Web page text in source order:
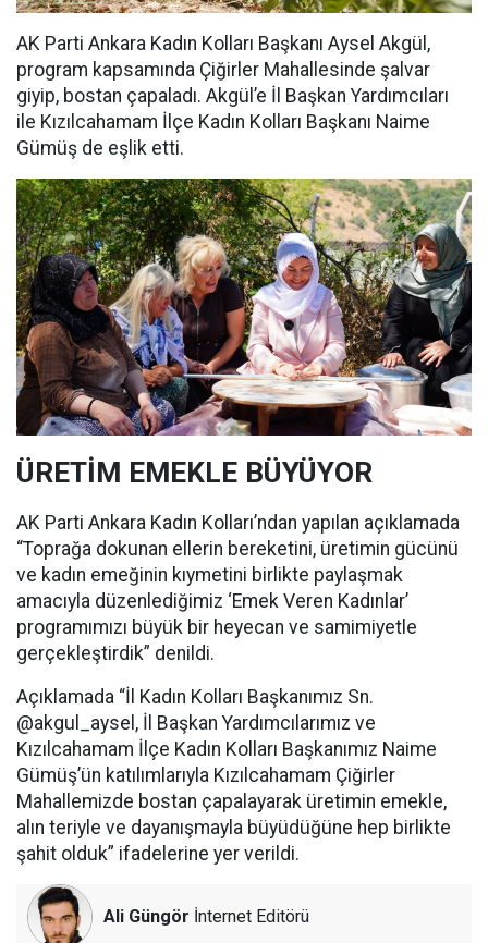
AK Parti Ankara Kadın Kolları Başkanı Aysel Akgül,
program kapsamında Çiğirler Mahallesinde şalvar
giyip, bostan çapaladı. Akgül’e İl Başkan Yardımcıları
ile Kızılcahamam İlçe Kadın Kolları Başkanı Naime
Gümüş de eşlik etti.
ÜRETİM EMEKLE BÜYÜYOR
AK Parti Ankara Kadın Kolları’ndan yapılan açıklamada
“Toprağa dokunan ellerin bereketini, üretimin gücünü
ve kadın emeğinin kıymetini birlikte paylaşmak
amacıyla düzenlediğimiz ‘Emek Veren Kadınlar’
programımızı büyük bir heyecan ve samimiyetle
gerçekleştirdik” denildi.
Açıklamada “İl Kadın Kolları Başkanımız Sn.
@akgul_aysel, İl Başkan Yardımcılarımız ve
Kızılcahamam İlçe Kadın Kolları Başkanımız Naime
Gümüş’ün katılımlarıyla Kızılcahamam Çiğirler
Mahallemizde bostan çapalayarak üretimin emekle,
alın teriyle ve dayanışmayla büyüdüğüne hep birlikte
şahit olduk” ifadelerine yer verildi.
Ali Güngör İnternet Editörü